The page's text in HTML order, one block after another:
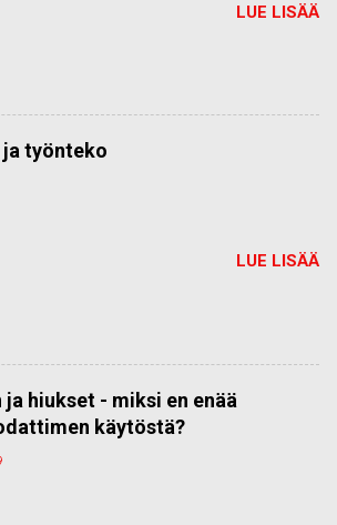
LUE LISÄÄ
ja työnteko
LUE LISÄÄ
hiukset - miksi en enää
käytöstä?